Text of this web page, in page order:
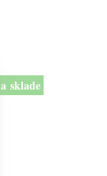
sklade